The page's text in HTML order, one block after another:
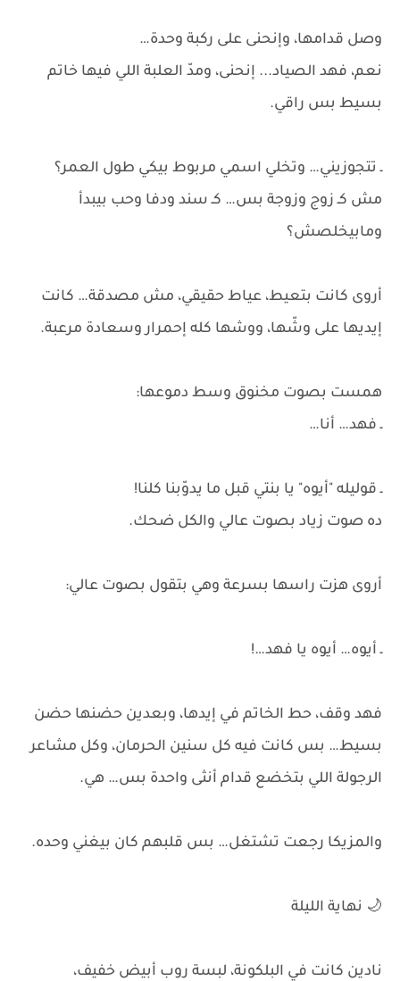
وصل قدامها، وإنحنى على ركبة وحدة…
نعم، فهد الصياد... إنحنى، ومدّ العلبة اللي فيها خاتم
بسيط بس راقي.
ـ تتجوزيني… وتخلي اسمي مربوط بيكي طول العمر؟
مش كـ زوج وزوجة بس… كـ سند ودفا وحب بيبدأ
ومابيخلصش؟
أروى كانت بتعيط، عياط حقيقي، مش مصدقة… كانت
إيديها على وشّها، ووشها كله إحمرار وسعادة مرعبة.
همست بصوت مخنوق وسط دموعها:
ـ فهد… أنا…
ـ قوليله "أيوه" يا بنتي قبل ما يدوّبنا كلنا!
ده صوت زياد بصوت عالي والكل ضحك.
أروى هزت راسها بسرعة وهي بتقول بصوت عالي:
ـ أيوه… أيوه يا فهد…!
فهد وقف، حط الخاتم في إيدها، وبعدين حضنها حضن
بسيط… بس كانت فيه كل سنين الحرمان، وكل مشاعر
الرجولة اللي بتخضع قدام أنثى واحدة بس… هي.
والمزيكا رجعت تشتغل… بس قلبهم كان بيغني وحده.
🌙 نهاية الليلة
نادين كانت في البلكونة، لبسة روب أبيض خفيف،